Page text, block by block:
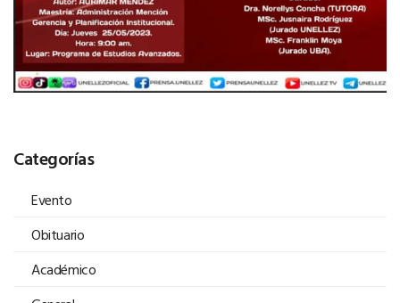
Categorías
Evento
Obituario
Académico